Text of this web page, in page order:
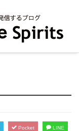
Pocket LINE